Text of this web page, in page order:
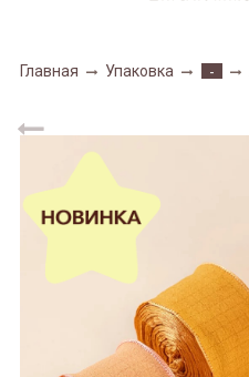
Главная Упаковка -